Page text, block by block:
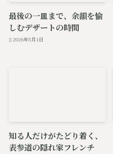
最後の一皿まで、余韻を愉
しむデザートの時間
2026年5月1日
知る人だけがたどり着く、
表参道の隠れ家フレンチ